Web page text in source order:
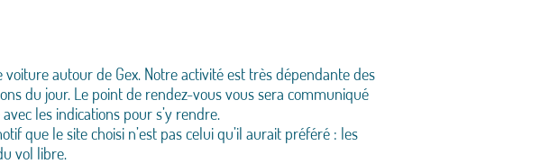
autour de Gex. Notre activité est très dépendante des
du jour. Le point de rendez-vous vous sera communiqué
les indications pour s’y rendre.
que le site choisi n’est pas celui qu’il aurait préféré : les
vol libre.